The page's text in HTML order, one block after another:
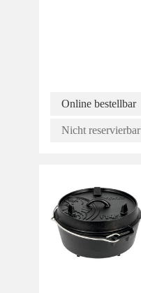
Online bestellbar
Nicht reservierbar